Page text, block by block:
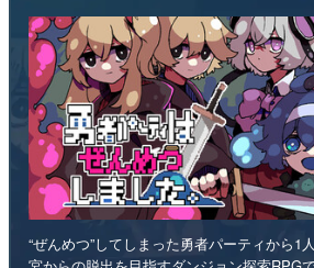
“ぜんめつ”してしまった勇者パーティから1